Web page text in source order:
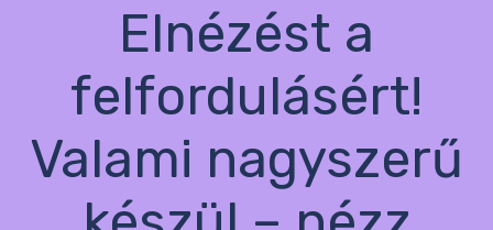
Elnézést a
felfordulásért!
Valami nagyszerű